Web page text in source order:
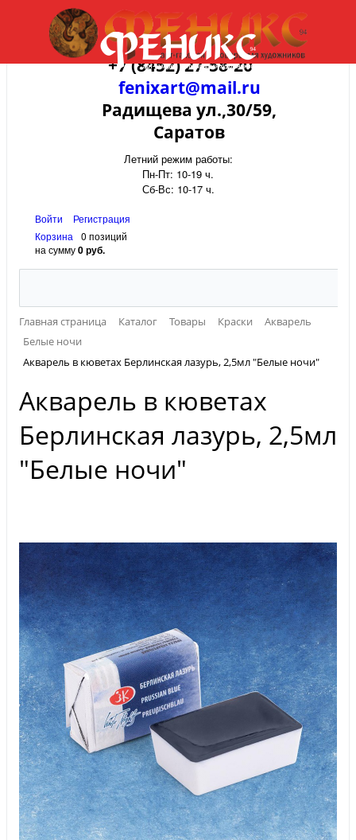
+7 (8452) 27-58-20
fenixart@mail.ru
Радищева ул.,30/59,
Саратов
Летний режим работы:
Пн-Пт: 10-19 ч.
Сб-Вс: 10-17 ч.
Войти
Регистрация
Корзина
0 позиций
на сумму0 руб.
Главная страница Каталог Товары Краски
Акварель
Белые ночи
Акварель в кюветах Берлинская лазурь, 2,5мл "Белые ночи"
Акварель в кюветах
Берлинская лазурь, 2,5мл
"Белые ночи"